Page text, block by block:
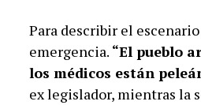
Para describir el
emergencia. “El pueblo
los médicos están
ex legislador, mientras la